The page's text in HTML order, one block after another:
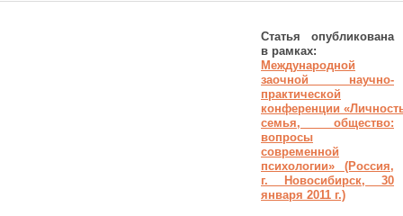
Статья опубликована
в рамках:
Международной
заочной научно-
практической
конференции
семья, общество:
вопросы
современной
психологии» (Россия,
г. Новосибирск, 30
января 2011 г.)